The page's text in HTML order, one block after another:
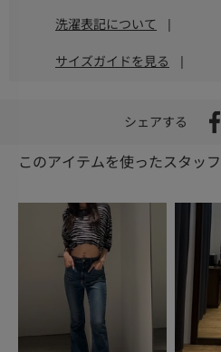
洗濯表記について |
サイズガイドを見る |
シェアする
このアイテムを使ったスタッ